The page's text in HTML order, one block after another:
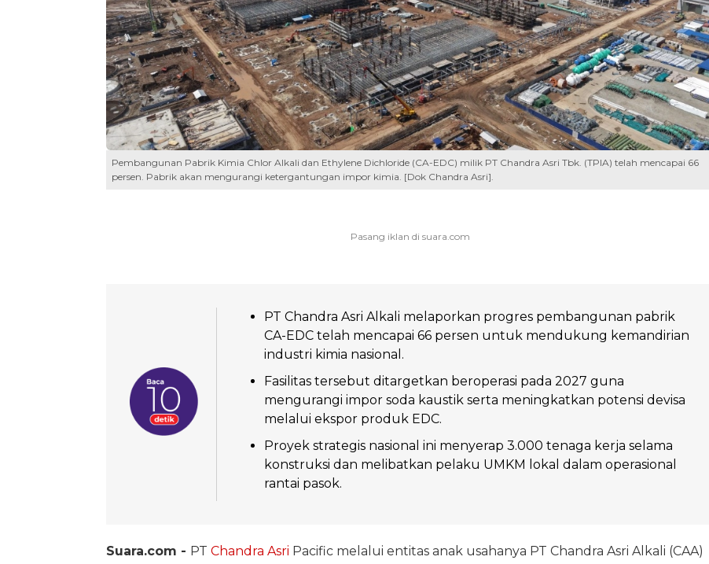
Pembangunan Pabrik Kimia Chlor Alkali dan Ethylene Dichloride (CA-EDC) milik PT Chandra Asri Tbk. (TPIA) telah mencapai 66
persen. Pabrik akan mengurangi ketergantungan impor kimia. [Dok Chandra Asri].
PT Chandra Asri Alkali melaporkan progres pembangunan pabrik
CA-EDC telah mencapai 66 persen untuk mendukung kemandirian
industri kimia nasional.
Fasilitas tersebut ditargetkan beroperasi pada 2027 guna
mengurangi impor soda kaustik serta meningkatkan potensi devisa
melalui ekspor produk EDC.
Proyek strategis nasional ini menyerap 3.000 tenaga kerja selama
konstruksi dan melibatkan pelaku UMKM lokal dalam operasional
rantai pasok.
Suara.com - PT Chandra Asri Pacific melalui entitas anak usahanya PT Chandra Asri Alkali (CAA)